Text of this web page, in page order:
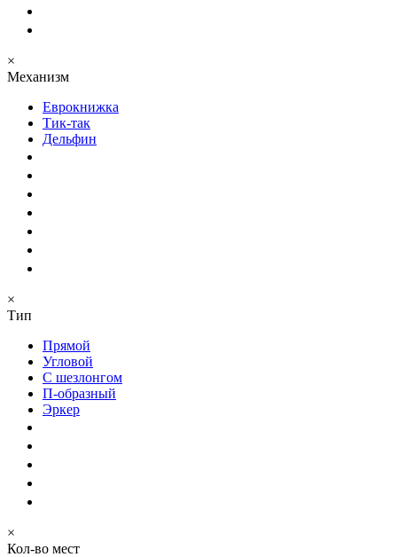
×
Механизм
Еврокнижка
Тик-так
Дельфин
×
Тип
Прямой
Угловой
С шезлонгом
П-образный
Эркер
×
Кол-во мест